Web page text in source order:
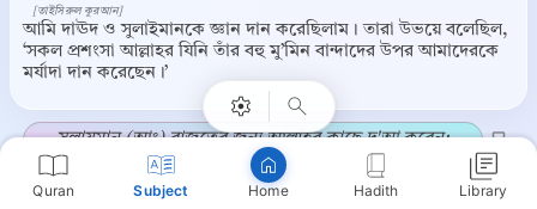
Quran Subject Home Hadith Library
আমি দাঊদ ও সুলাইমানকে জ্ঞান দান করেছিলাম। তারা উভয়ে বলেছিল,
‘সকল প্রশংসা আল্লাহর যিনি তাঁর বহু মু’মিন বান্দাদের উপর আমাদেরকে
মর্যাদা দান করেছেন।’
[তাইসিরুল কুরআন]
সুলায়মান (আঃ) রাজত্বের জন্য আল্লাহর কাছে দু'আ করেন: